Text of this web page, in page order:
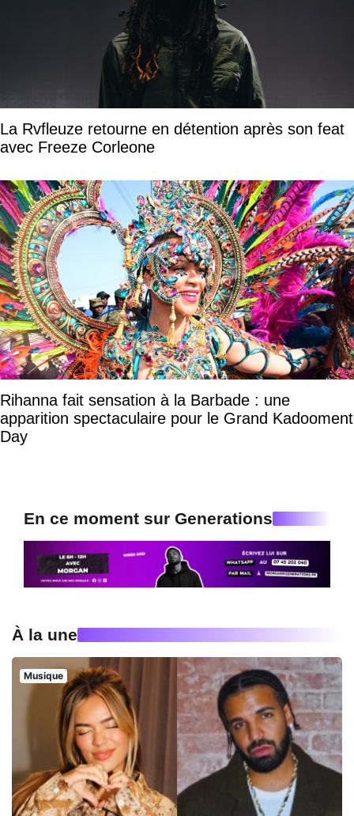
La Rvfleuze retourne en détention après son feat
avec Freeze Corleone
Rihanna fait sensation à la Barbade : une
apparition spectaculaire pour le Grand Kadooment
Day
En ce moment sur Generations
À la une
Musique